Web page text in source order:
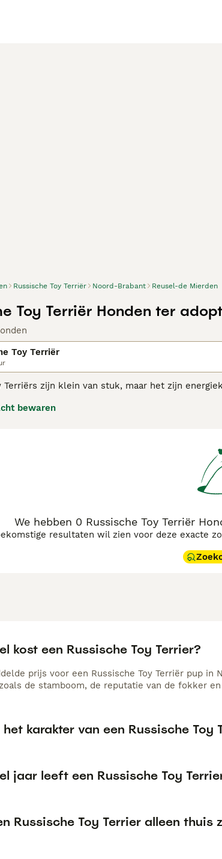
Russische Toy Terriër Noord-Brabant Reusel-de Mierden
Toy Terriër Honden ter
Toy Terriër
Terriërs zijn klein van stuk, maar het zijn
wat zich in een huishouden afspeelt. Ze zuhb
bewaren
We hebben 0 Russische Toy Terriër
resultaten wil zien voor deze exacte
kost een Russische Toy Terrier?
prijs voor een Russische Toy Terriër pup
de stamboom, de reputatie van de fokker
karakter van een Russische Toy
jaar leeft een Russische Toy
Russische Toy Terrier alleen thuis